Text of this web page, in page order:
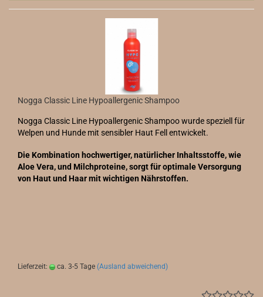
Nogga Classic Line Hypoallergenic Shampoo
Nogga Classic Line Hypoallergenic Shampoo wurde speziell für
Welpen und Hunde mit sensibler Haut Fell entwickelt.
Die Kombination hochwertiger, natürlicher Inhaltsstoffe, wie
Aloe Vera, und Milchproteine, sorgt für optimale Versorgung
von Haut und Haar mit wichtigen Nährstoffen.
Lieferzeit: ca. 3-5 Tage (Ausland abweichend)